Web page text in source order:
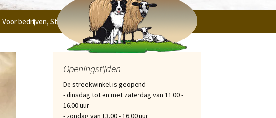
Voor bedrijven, Stichtingen, Verenigingen en particulieren
Vergaderen Openingstijden
De streekwinkel is geopend
- dinsdag tot en met zaterdag van 11.00 -
16.00 uur
- zondag van 13.00 - 16.00 uur